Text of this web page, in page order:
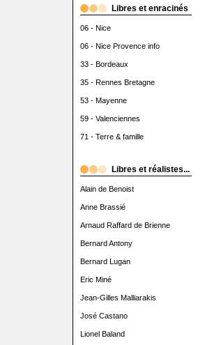
Libres et enracinés
06 - Nice
06 - Nice Provence info
33 - Bordeaux
35 - Rennes Bretagne
53 - Mayenne
59 - Valenciennes
71 - Terre & famille
Libres et réalistes...
Alain de Benoist
Anne Brassié
Arnaud Raffard de Brienne
Bernard Antony
Bernard Lugan
Eric Miné
Jean-Gilles Malliarakis
José Castano
Lionel Baland